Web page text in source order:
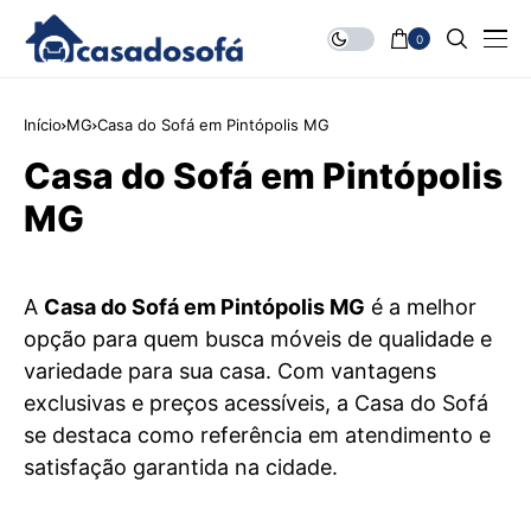
0
Início MG Casa do Sofá em Pintópolis MG
Casa do Sofá em Pintópolis
MG
A Casa do Sofá em Pintópolis MG é a melhor
opção para quem busca móveis de qualidade e
variedade para sua casa. Com vantagens
exclusivas e preços acessíveis, a Casa do Sofá
se destaca como referência em atendimento e
satisfação garantida na cidade.